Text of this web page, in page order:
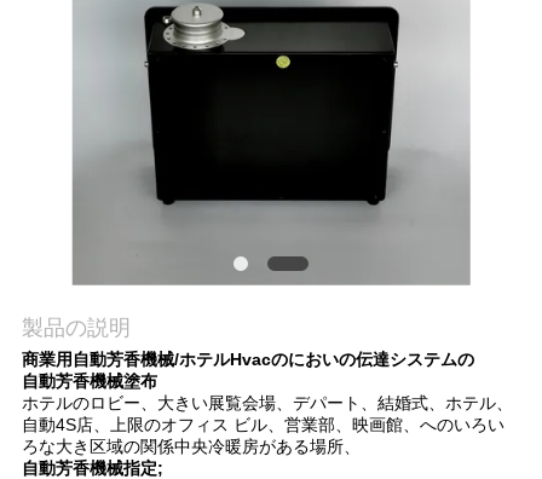
連
絡
し
製品の説明
商業用自動芳香機械/ホテルHvacのにおいの伝達システムの
自動芳香機械塗布
ホテルのロビー、大きい展覧会場、デパート、結婚式、ホテル、
自動4S店、上限のオフィス ビル、営業部、映画館、へのいろい
ろな大き区域の関係中央冷暖房がある場所、
自動芳香機械指定;